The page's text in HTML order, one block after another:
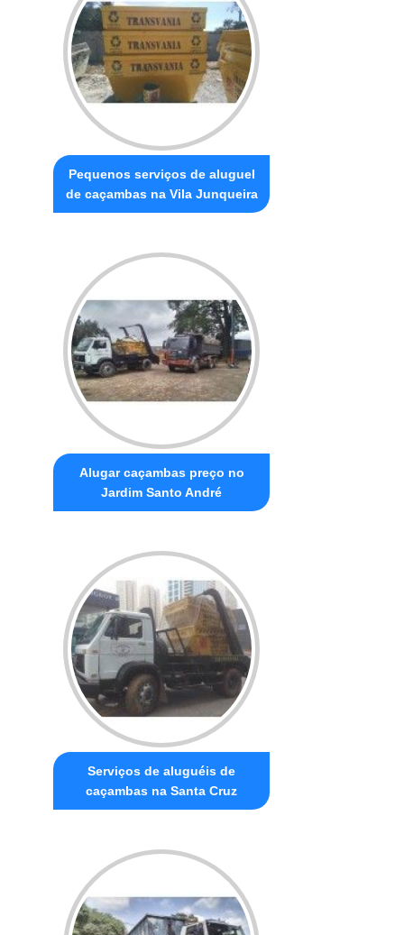
Pequenos serviços de aluguel
de caçambas na Vila Junqueira
Alugar caçambas preço no
Jardim Santo André
Serviços de aluguéis de
caçambas na Santa Cruz